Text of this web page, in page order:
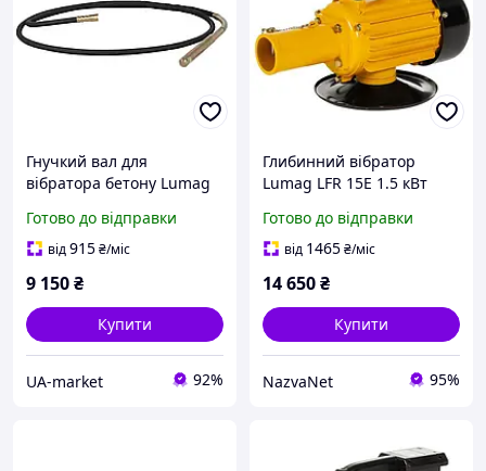
Гнучкий вал для
вібратора бетону Lumag
12000 л/год довжина
шланга 6 м надійний
Готово до відправки
від915₴/міс
9 150₴
Купити
UA-market 92%
Глибинний вібратор
Lumag LFR 15E 1.5 кВт
год компактний дизайн
для бетонних робіт
Готово до відправки
від 1465₴/міс
14 650₴
Купити
NazvaNet 95%